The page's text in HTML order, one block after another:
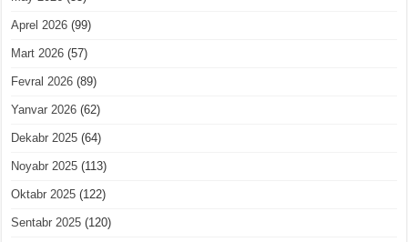
Aprel 2026 (99)
Mart 2026 (57)
Fevral 2026 (89)
Yanvar 2026 (62)
Dekabr 2025 (64)
Noyabr 2025 (113)
Oktabr 2025 (122)
Sentabr 2025 (120)